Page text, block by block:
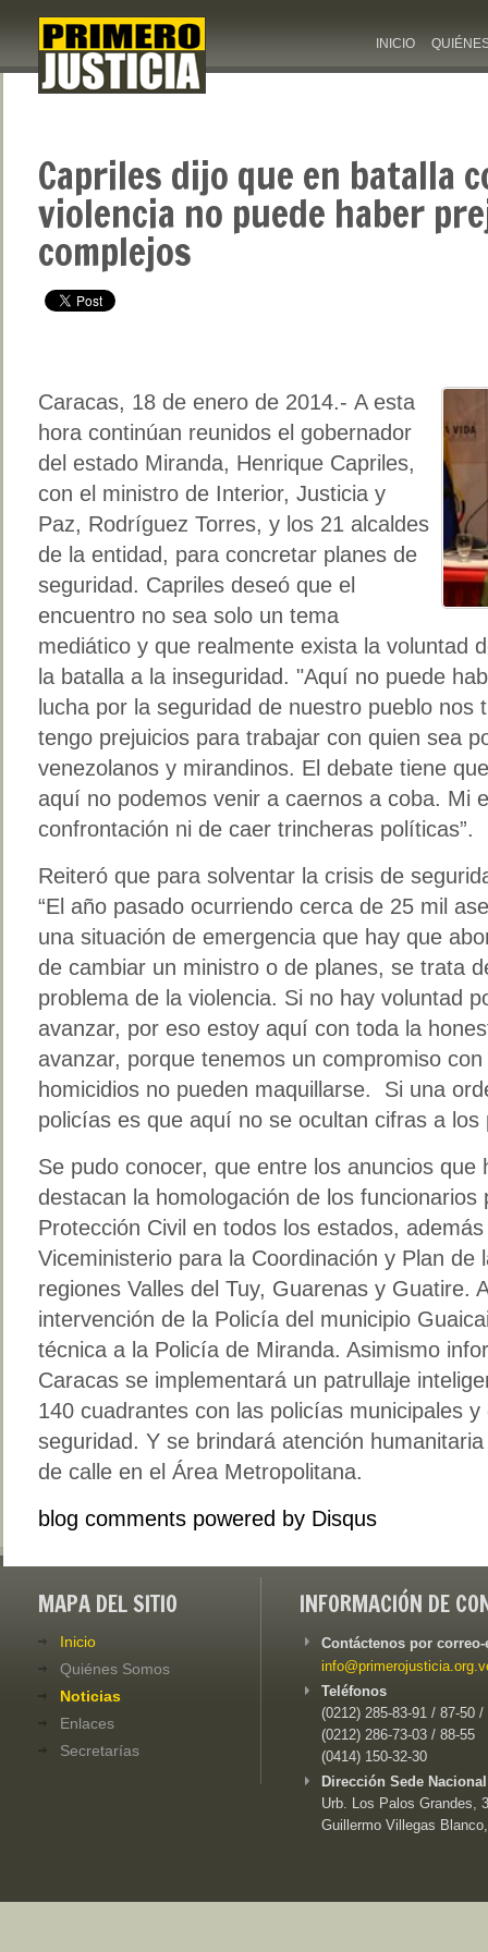
INICIO
Capriles dijo que en batalla
violencia no puede haber
complejos
Caracas, 18 de enero de 2014.- A esta
hora continúan reunidos el gobernador
del estado Miranda, Henrique Capriles,
con el ministro de Interior, Justicia y
Paz, Rodríguez Torres, y los 21 alcaldes
de la entidad, para concretar planes de
seguridad. Capriles deseó que el
encuentro no sea solo un tema
mediático y que realmente exista la voluntad
la batalla a la inseguridad. "Aquí no puede
lucha por la seguridad de nuestro pueblo nos
tengo prejuicios para trabajar con quien sea
venezolanos y mirandinos. El debate tiene
aquí no podemos venir a caernos a coba. Mi
confrontación ni de caer trincheras políticas”.
Reiteró que para solventar la crisis de
“El año pasado ocurriendo cerca de 25 mil
una situación de emergencia que hay que
de cambiar un ministro o de planes, se trata
problema de la violencia. Si no hay voluntad
avanzar, por eso estoy aquí con toda la
avanzar, porque tenemos un compromiso
homicidios no pueden maquillarse. Si una
policías es que aquí no se ocultan cifras a los
Se pudo conocer, que entre los anuncios que
destacan la homologación de los funcionarios
Protección Civil en todos los estados,
Viceministerio para la Coordinación y Plan de
regiones Valles del Tuy, Guarenas y Guatire.
intervención de la Policía del municipio
técnica a la Policía de Miranda. Asimismo
Caracas se implementará un patrullaje
140 cuadrantes con las policías municipales
seguridad. Y se brindará atención
de calle en el Área Metropolitana.
blog comments powered by Disqus
MAPA DEL SITIO
Inicio
Quiénes Somos
Noticias
Enlaces
Secretarías
INFORMACIÓN DE
Contáctenos por
Teléfonos
(0212) 285-83-91 / 87-50 /
(0212) 286-73-03 / 88-55
(0414) 150-32-30
Dirección Sede
Urb. Los Palos Grandes,
Guillermo Villegas